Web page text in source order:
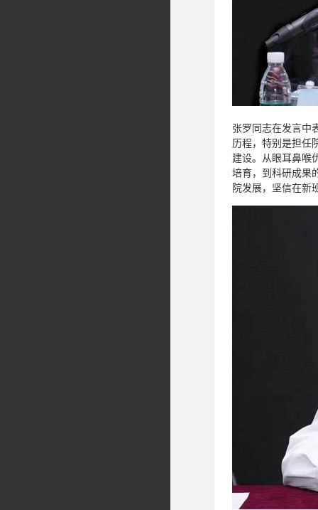
张罗同志在发言中
历程，特别是担任
建设。从眼耳鼻喉
培育，到科研成果
院发展，坚信在新